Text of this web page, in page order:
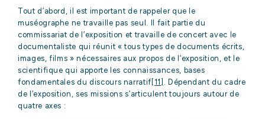
Tout d’abord, il est important de rappeler que le
muséographe ne travaille pas seul. Il fait partie du
commissariat de l’exposition et travaille de concert avec le
documentaliste qui réunit « tous types de documents écrits,
images, films » nécessaires aux propos de l’exposition, et le
scientifique qui apporte les connaissances, bases
fondamentales du discours narratif [11]
. Dépendant du cadre
de l’exposition, ses missions s’articulent toujours autour de
quatre axes :